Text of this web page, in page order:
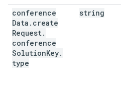
conference
Data . create
Request.
conference
SolutionKey.
type
string